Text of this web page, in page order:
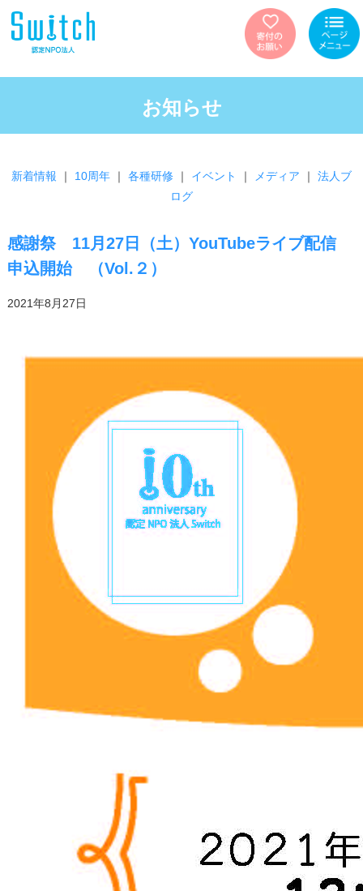
お知らせ
新着情報 ｜ 10周年｜ 各種研修｜ イベント ｜ メディア ｜ 法人ブ
ログ
感謝祭 11月27日（土）YouTubeライブ配信
申込開始 （Vol.２）
2021年8月27日